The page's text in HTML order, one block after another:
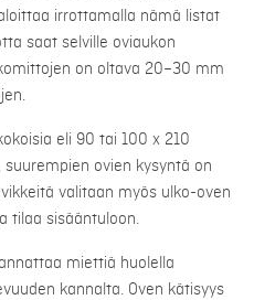
irrottamalla nämä listat
saat selville oviaukon
on oltava 20–30 mm
eli 90 tai 100 x 210
ovien kysyntä on
valitaan myös ulko-oven
tilaa sisääntuloon.
miettiä huolella
kannalta. Oven kätisyys